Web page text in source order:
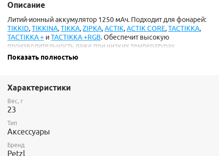
Описание
Литий-ионный аккумулятор 1250 мАч. Подходит для фонарей:
TIKKID,TIKKINA,TIKKA,ZIPKA,ACTIK,ACTIK CORE,TACTIKKA,
TACTIKKA + иTACTIKKA +RGB. Обеспечит высокую
производительность даже при низких температурах.
Показать полностью
Характеристики
Вес, г
23
Тип
Аксессуары
Бренд
Petzl